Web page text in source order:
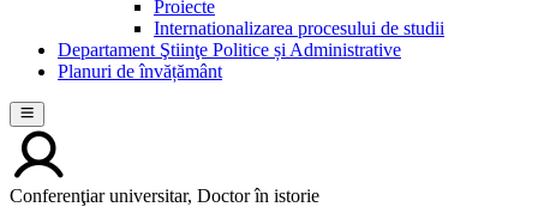
Proiecte
Internationalizarea procesului de studii
Departament Ştiinţe Politice și Administrative
Planuri de învățământ
Conferenţiar universitar, Doctor în istorie